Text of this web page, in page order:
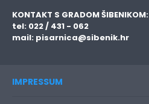
KONTAKT S GRADOM ŠIBENIKOM:
tel: 022 / 431 - 062
mail: pisarnica@sibenik.hr
IMPRESSUM